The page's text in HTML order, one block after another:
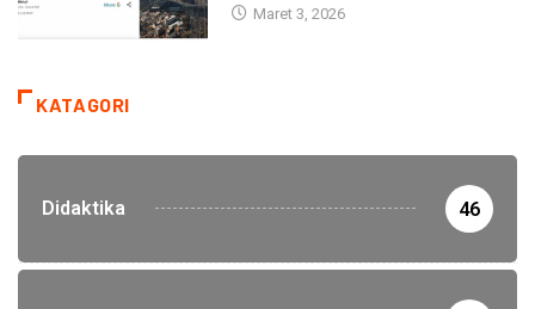
Maret 3, 2026
KATAGORI
Didaktika 46